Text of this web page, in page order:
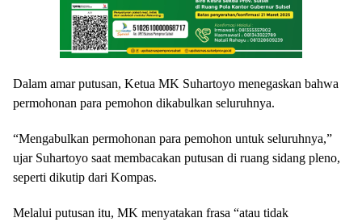
Dalam amar putusan, Ketua MK Suhartoyo menegaskan bahwa
permohonan para pemohon dikabulkan seluruhnya.
“Mengabulkan permohonan para pemohon untuk seluruhnya,”
ujar Suhartoyo saat membacakan putusan di ruang sidang pleno,
seperti dikutip dari Kompas.
Melalui putusan itu, MK menyatakan frasa “atau tidak